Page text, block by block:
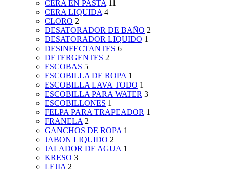
CERA EN PASTA 11
CERA LIQUIDA 4
CLORO 2
DESATORADOR DE BAÑO 2
DESATORADOR LIQUIDO 1
DESINFECTANTES 6
DETERGENTES 2
ESCOBAS 5
ESCOBILLA DE ROPA 1
ESCOBILLA LAVA TODO 1
ESCOBILLA PARA WATER 3
ESCOBILLONES 1
FELPA PARA TRAPEADOR 1
FRANELA 2
GANCHOS DE ROPA 1
JABON LIQUIDO 2
JALADOR DE AGUA 1
KRESO 3
LEJIA 2